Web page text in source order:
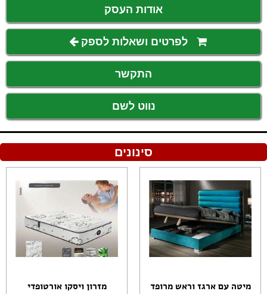
אודות העסק
לפרטים ושאלות לספק
התקשר
נווט לשם
סינונים
מיטה עם ארגז וראש מרופד מזרון ויסקו אורטופדי